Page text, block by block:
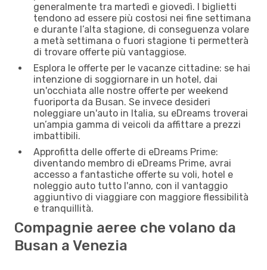
generalmente tra martedì e giovedì. I biglietti
tendono ad essere più costosi nei fine settimana
e durante l’alta stagione, di conseguenza volare
a metà settimana o fuori stagione ti permetterà
di trovare offerte più vantaggiose.
Esplora le offerte per le vacanze cittadine: se hai
intenzione di soggiornare in un hotel, dai
un'occhiata alle nostre offerte per weekend
fuoriporta da Busan. Se invece desideri
noleggiare un'auto in Italia, su eDreams troverai
un’ampia gamma di veicoli da affittare a prezzi
imbattibili.
Approfitta delle offerte di eDreams Prime:
diventando membro di eDreams Prime, avrai
accesso a fantastiche offerte su voli, hotel e
noleggio auto tutto l'anno, con il vantaggio
aggiuntivo di viaggiare con maggiore flessibilità
e tranquillità.
Compagnie aeree che volano da
Busan a Venezia